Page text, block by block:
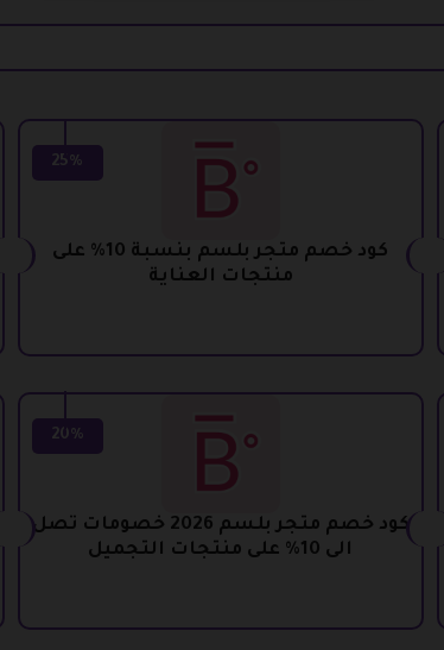
25%
كود خصم متجر بلسم بنسبة 10% على
منتجات العناية
20%
كود خصم متجر بلسم 2026 خصومات تصل
الى 10% على منتجات التجميل